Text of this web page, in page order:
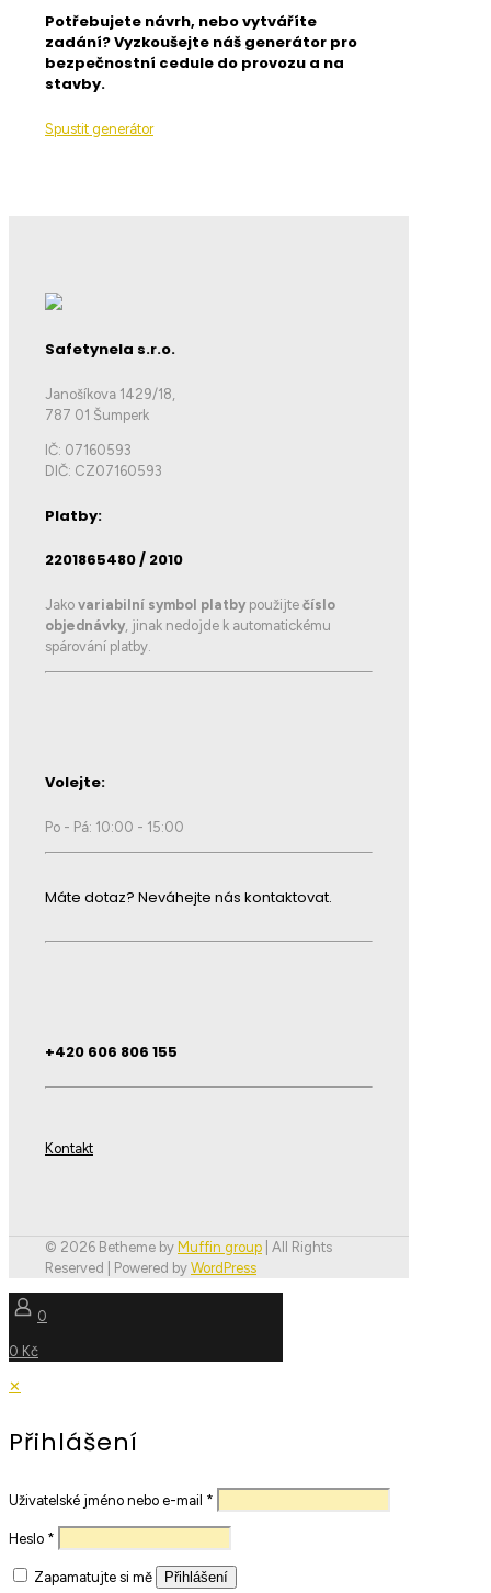
Potřebujete návrh, nebo vytváříte
zadání? Vyzkoušejte náš generátor pro
bezpečnostní cedule do provozu a na
stavby.
Spustit generátor
Safetynela s.r.o.
Janošíkova 1429/18,
787 01 Šumperk
IČ: 07160593
DIČ: CZ07160593
Platby:
2201865480 / 2010
Jako variabilní symbol platby použijte číslo
objednávky, jinak nedojde k automatickému
spárování platby.
Volejte:
Po - Pá: 10:00 - 15:00
Máte dotaz? Neváhejte nás kontaktovat.
+420 606 806 155
Kontakt
© 2026 Betheme by Muffin group | All Rights
Reserved | Powered by WordPress
0
0 Kč
✕
Přihlášení
Uživatelské jméno nebo e-mail *
Heslo *
Zapamatujte si mě Přihlášení